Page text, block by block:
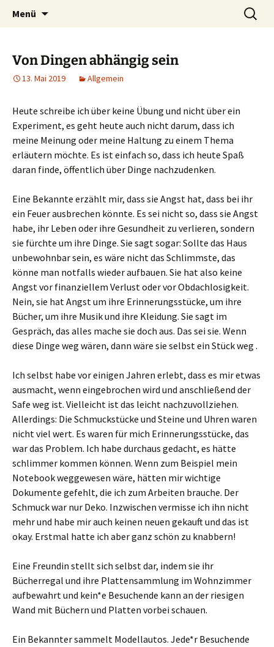
Ulrike Roderwald
Heilpraktische Psychotherapie
Menü
Suche
nach:
Von Dingen abhängig sein
13. Mai 2019 Allgemein
Heute schreibe ich über keine Übung und nicht über ein
Experiment, es geht heute auch nicht darum, dass ich
meine Meinung oder meine Haltung zu einem Thema
erläutern möchte. Es ist einfach so, dass ich heute Spaß
daran finde, öffentlich über Dinge nachzudenken.
Eine Bekannte erzählt mir, dass sie Angst hat, dass bei ihr
ein Feuer ausbrechen könnte. Es sei nicht so, dass sie Angst
habe, ihr Leben oder ihre Gesundheit zu verlieren, sondern
sie fürchte um ihre Dinge. Sie sagt sogar: Sollte das Haus
unbewohnbar sein, es wäre nicht das Schlimmste, das
könne man notfalls wieder aufbauen. Sie hat also keine
Angst vor finanziellem Verlust oder vor Obdachlosigkeit.
Nein, sie hat Angst um ihre Erinnerungsstücke, um ihre
Bücher, um ihre Musik und ihre Kleidung. Sie sagt im
Gespräch, das alles mache sie doch aus. Das sei sie. Wenn
diese Dinge weg wären, dann wäre sie selbst ein Stück weg .
Ich selbst habe vor einigen Jahren erlebt, dass es mir etwas
ausmacht, wenn eingebrochen wird und anschließend der
Safe weg ist. Vielleicht ist das leicht nachzuvollziehen.
Allerdings: Die Schmuckstücke und Steine und Uhren waren
nicht viel wert. Es waren für mich Erinnerungsstücke, das
war das Problem. Ich habe durchaus gedacht, es hätte
schlimmer kommen können. Wenn zum Beispiel mein
Notebook weggewesen wäre, hätten mir wichtige
Dokumente gefehlt, die ich zum Arbeiten brauche. Der
Schmuck war nur Deko. Inzwischen vermisse ich ihn nicht
mehr und habe mir auch keinen neuen gekauft und das ist
okay. Erstmal hatte ich aber ganz schön zu knabbern!
Eine Freundin stellt sich selbst dar, indem sie ihr
Bücherregal und ihre Plattensammlung im Wohnzimmer
aufbewahrt und kein*e Besuchende kann an der riesigen
Wand mit Büchern und Platten vorbei schauen.
Ein Bekannter sammelt Modellautos. Jede*r Besuchende